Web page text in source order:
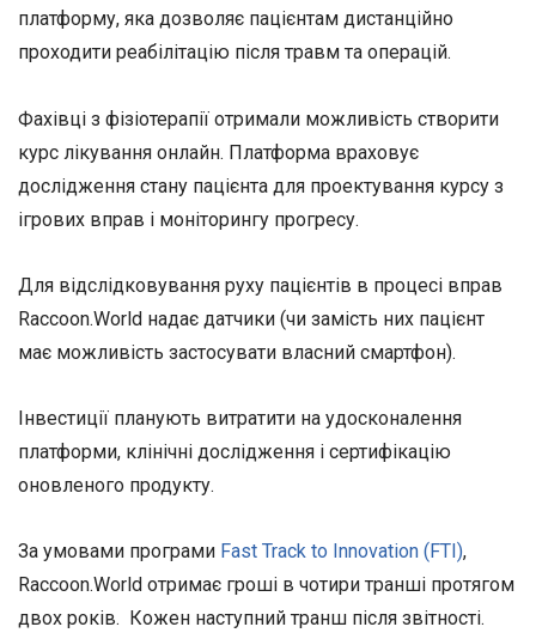
платформу, яка дозволяє пацієнтам дистанційно
проходити реабілітацію після травм та операцій.
Фахівці з фізіотерапії отримали можливість створити
курс лікування онлайн. Платформа враховує
дослідження стану пацієнта для проектування курсу з
ігрових вправ і моніторингу прогресу.
Для відслідковування руху пацієнтів в процесі вправ
Raccoon.World надає датчики (чи замість них пацієнт
має можливість застосувати власний смартфон).
Інвестиції планують витратити на удосконалення
платформи, клінічні дослідження і сертифікацію
оновленого продукту.
За умовами програми Fast Track to Innovation (FTI),
Raccoon.World отримає гроші в чотири транші протягом
двох років. Кожен наступний транш після звітності.